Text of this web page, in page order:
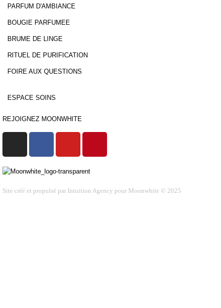
PARFUM D'AMBIANCE
BOUGIE PARFUMEE
BRUME DE LINGE
RITUEL DE PURIFICATION
FOIRE AUX QUESTIONS
ESPACE SOINS
REJOIGNEZ MOONWHITE
Site créé et propulsé par Intuition Agency pour Moonwhite © 2025